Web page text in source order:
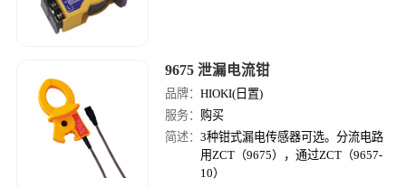
9675 泄漏电流钳
品牌：HIOKI(日置)
服务： 购买
简述：3种钳式漏电传感器可选。分流电路
用ZCT（9675），通过ZCT（9657-
10）